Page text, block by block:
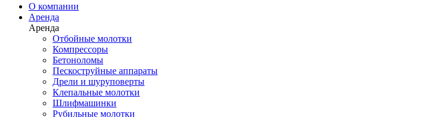
О компании
Аренда
Аренда
Отбойные молотки
Компрессоры
Бетоноломы
Пескоструйные аппараты
Дрели и шуруповерты
Клепальные молотки
Шлифмашинки
Рубильные молотки